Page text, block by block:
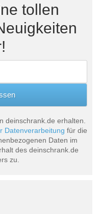
tollen
deinschrank.de erhalten.
Datenverarbeitung für die
Daten im
des deinschrank.de
zu.